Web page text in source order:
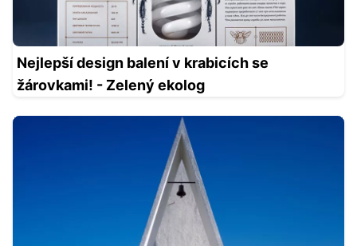
Nejlepší design balení v krabicích se
žárovkami! - Zelený ekolog